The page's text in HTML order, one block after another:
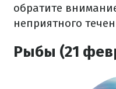
обратите
неприятного
Рыбы (21